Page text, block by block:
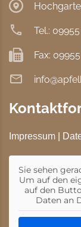
Tel.:
Fax:
Impressum
Sie sehen
Um auf den
auf den
Daten an